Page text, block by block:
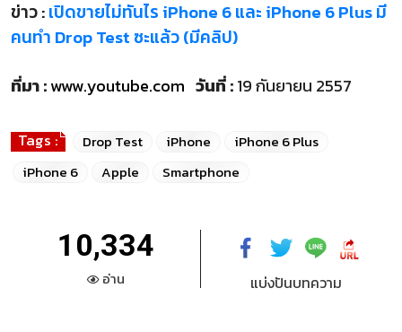
ข่าว :เปิดขายไม่ทันไร iPhone 6 และ iPhone 6 Plus มี
คนทำ Drop Test ซะแล้ว (มีคลิป)
ที่มา :www.youtube.com วันที่ :19 กันยายน 2557
Tags : Drop Test iPhone
iPhone 6 Plus
iPhone 6
Apple Smartphone
10,334
อ่าน แบ่งปันบทความ